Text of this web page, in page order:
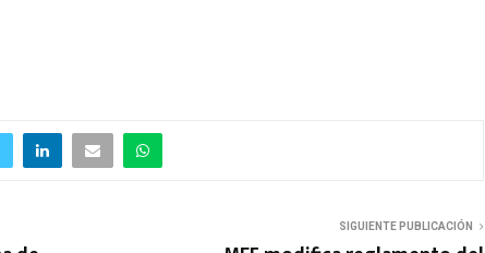
SIGUIENTE PUBLICACIÓN